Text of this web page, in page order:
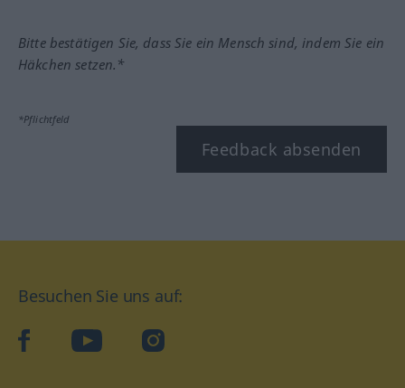
Bitte bestätigen Sie, dass Sie ein Mensch sind, indem Sie ein
Häkchen setzen.*
*Pflichtfeld
Feedback absenden
Besuchen Sie uns auf:
facebookYouTube Instagram